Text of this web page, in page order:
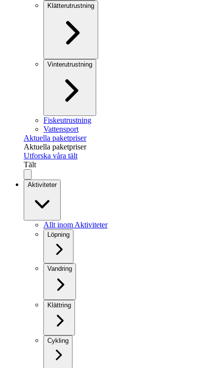
Klätterutrustning
Vinterutrustning
Fiskeutrustning
Vattensport
Aktuella paketpriser
Aktuella paketpriser
Utforska våra tält
Tält
Aktiviteter
Allt inom Aktiviteter
Löpning
Vandring
Klättring
Cykling